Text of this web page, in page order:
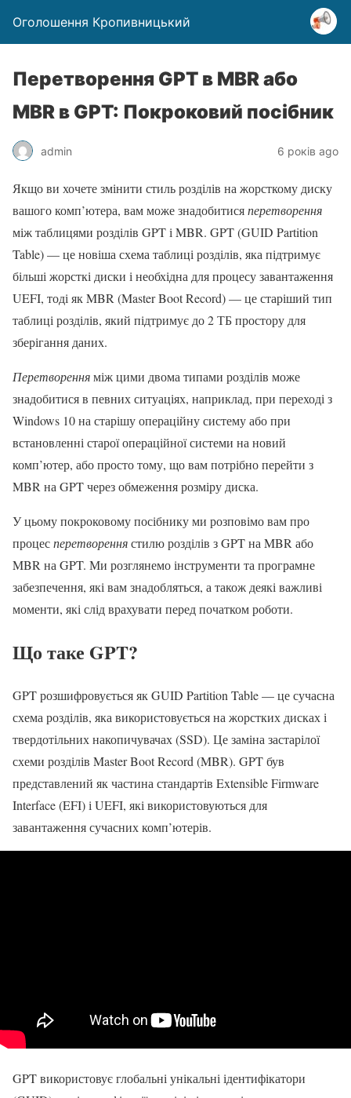
Оголошення Кропивницький
Перетворення GPT в MBR або
MBR в GPT: Покроковий посібник
admin 6 років ago
Якщо ви хочете змінити стиль розділів на жорсткому диску
вашого комп’ютера, вам може знадобитисяперетворення
між таблицями розділів GPT і MBR. GPT (GUID Partition
Table) — це новіша схема таблиці розділів, яка підтримує
більші жорсткі диски і необхідна для процесу завантаження
UEFI, тоді як MBR (Master Boot Record) — це старіший тип
таблиці розділів, який підтримує до 2 ТБ простору для
зберігання даних.
Перетворенняміж цими двома типами розділів може
знадобитися в певних ситуаціях, наприклад, при переході з
Windows 10 на старішу операційну систему або при
встановленні старої операційної системи на новий
комп’ютер, або просто тому, що вам потрібно перейти з
MBR на GPT через обмеження розміру диска.
У цьому покроковому посібнику ми розповімо вам про
процесперетвореннястилю розділів з GPT на MBR або
MBR на GPT. Ми розглянемо інструменти та програмне
забезпечення, які вам знадобляться, а також деякі важливі
моменти, які слід врахувати перед початком роботи.
Що таке GPT?
GPT розшифровується як GUID Partition Table — це сучасна
схема розділів, яка використовується на жорстких дисках і
твердотільних накопичувачах (SSD). Це заміна застарілої
схеми розділів Master Boot Record (MBR). GPT був
представлений як частина стандартів Extensible Firmware
Interface (EFI) і UEFI, які використовуються для
завантаження сучасних комп’ютерів.
GPT використовує глобальні унікальні ідентифікатори